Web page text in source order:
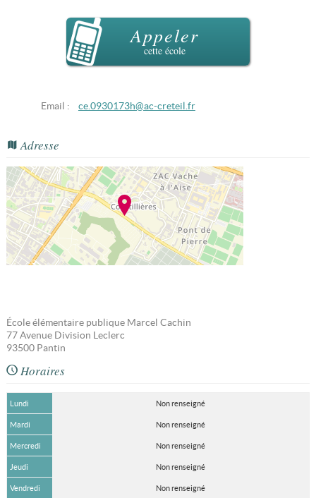
Appeler
cette école
Email : ce.0930173h@ac-creteil.fr
Adresse
École élémentaire publique Marcel Cachin
77 Avenue Division Leclerc
93500 Pantin
Horaires
Lundi Non renseigné
Mardi Non renseigné
Mercredi Non renseigné
Jeudi Non renseigné
Vendredi Non renseigné